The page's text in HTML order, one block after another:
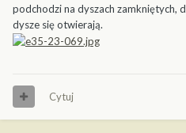
podchodzi na dyszach zamkniętych,
dysze się otwierają.
Cytuj